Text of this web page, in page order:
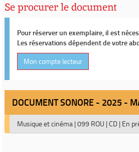
Se procurer le document
Pour réserver un exemplaire, il est
Les réservations dépendent de votre
Mon compte lecteur
DOCUMENT SONORE - 2025 -
Musique et cinéma | 099 ROU | CD | En